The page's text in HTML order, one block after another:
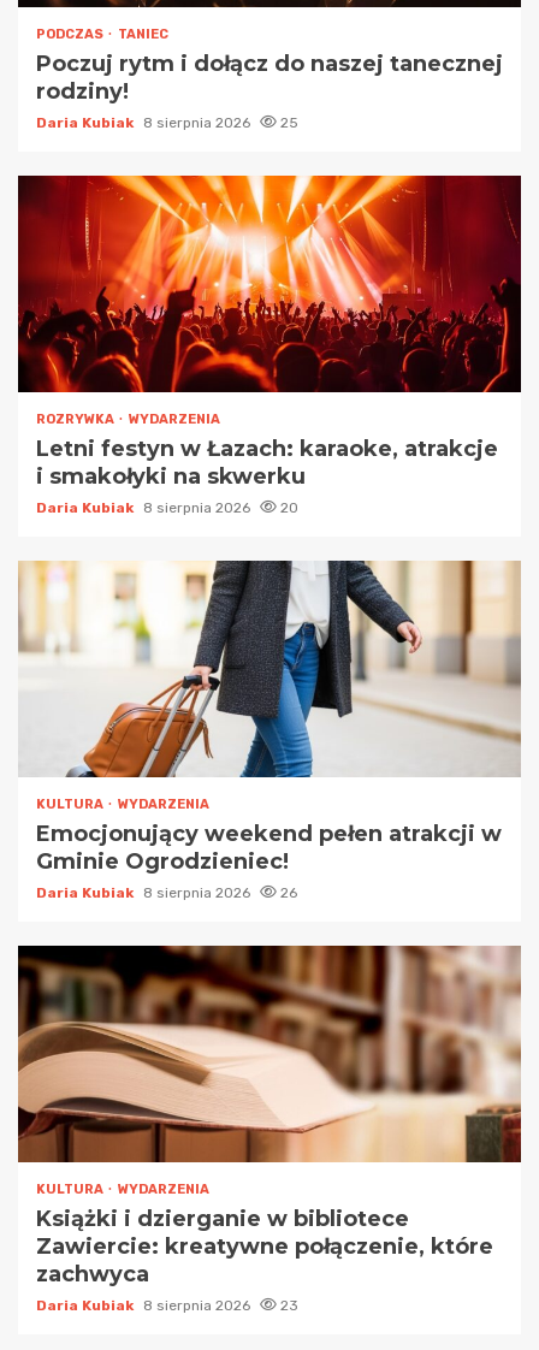
PODCZAS TANIEC
Poczuj rytm i dołącz do naszej tanecznej
rodziny!
Daria Kubiak 8 sierpnia 2026 25
ROZRYWKA WYDARZENIA
Letni festyn w Łazach: karaoke, atrakcje
i smakołyki na skwerku
Daria Kubiak 8 sierpnia 2026 20
KULTURA WYDARZENIA
Emocjonujący weekend pełen atrakcji w
Gminie Ogrodzieniec!
Daria Kubiak 8 sierpnia 2026 26
KULTURA WYDARZENIA
Książki i dzierganie w bibliotece
Zawiercie: kreatywne połączenie, które
zachwyca
Daria Kubiak 8 sierpnia 2026 23